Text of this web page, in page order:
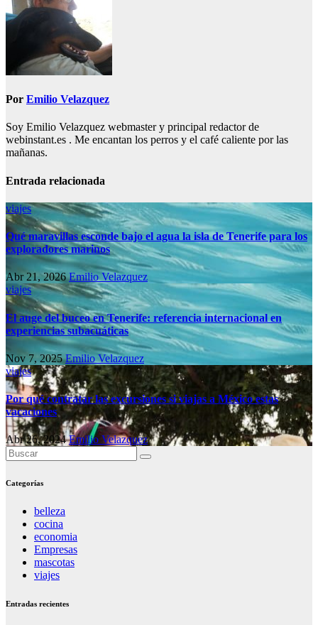
Por Emilio Velazquez
Soy Emilio Velazquez webmaster y principal redactor de
webinstant.es . Me encantan los perros y el café caliente por las
mañanas.
Entrada relacionada
viajes
Qué maravillas esconde bajo el agua la isla de Tenerife para los
exploradores marinos
Abr 21, 2026Emilio Velazquez
viajes
El auge del buceo en Tenerife: referencia internacional en
experiencias subacuáticas
Nov 7, 2025Emilio Velazquez
viajes
Por qué contratar las excursiones si viajas a México estas
vacaciones
Abr 26, 2024Emilio Velazquez
Categorías
belleza
cocina
economia
Empresas
mascotas
viajes
Entradas recientes